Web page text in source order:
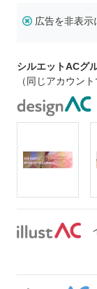
広告を非表示
シルエットACグ
（同じアカウン